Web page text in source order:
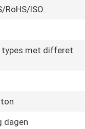
RoHS/ISO
types met differet
dagen